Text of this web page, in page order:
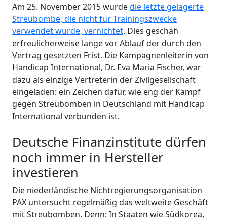
Am 25. November 2015 wurdedie letzte gelagerte
Streubombe, die nicht für Trainingszwecke
verwendet wurde, vernichtet. Dies geschah
erfreulicherweise lange vor Ablauf der durch den
Vertrag gesetzten Frist. Die Kampagnenleiterin von
Handicap International, Dr. Eva Maria Fischer, war
dazu als einzige Vertreterin der Zivilgesellschaft
eingeladen: ein Zeichen dafür, wie eng der Kampf
gegen Streubomben in Deutschland mit Handicap
International verbunden ist.
Deutsche Finanzinstitute dürfen
noch immer in Hersteller
investieren
Die niederländische Nichtregierungsorganisation
PAX untersucht regelmäßig das weltweite Geschäft
mit Streubomben. Denn: In Staaten wie Südkorea,